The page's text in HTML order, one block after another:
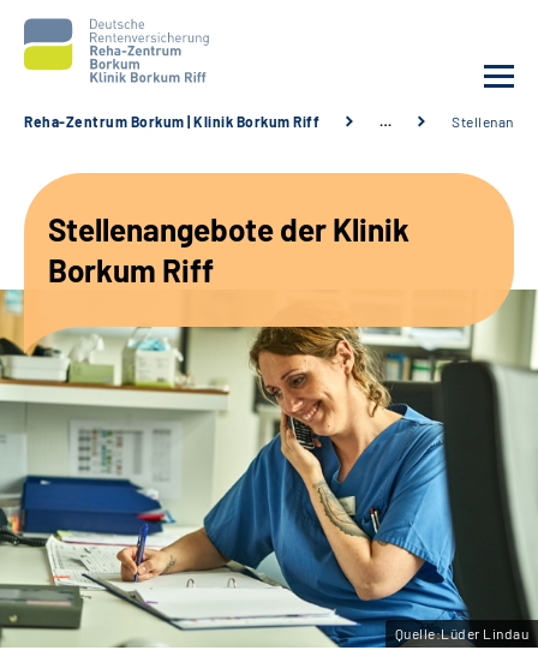
Unsere Angebote
Karriere
Sozialdienste & Zuweisende
Suche
Leichte Sprache
Gebärdensprache
Reha-Zentrum Borkum | Klinik Borkum Riff …
Stellenangebote der Klinik
Borkum Riff
Quelle:Lüder Lindau